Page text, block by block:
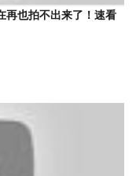
再也拍不出来了！速看